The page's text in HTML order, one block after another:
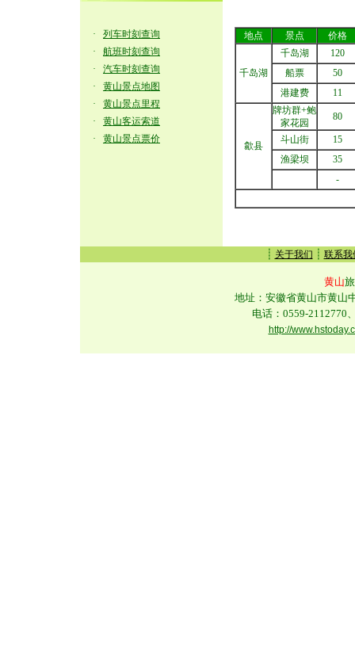
·
列车时刻查询
·
航班时刻查询
·
汽车时刻查询
·
黄山景点地图
·
黄山景点里程
·
黄山客运索道
·
黄山景点票价
地点 景点 价格
千岛湖
千岛湖
120
船票
50
港建费
11
歙县
牌坊群+鲍
家花园
80
斗山街
15
渔梁坝
35
-
┊ 关于我们 ┊ 联系我
黄山
地址：安徽省黄山市黄山
电话：0559-2112770
http://